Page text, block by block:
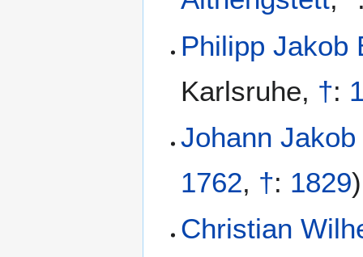
Philipp Jakob
Karlsruhe, †:
Johann
1762, †: 1829)
Christian